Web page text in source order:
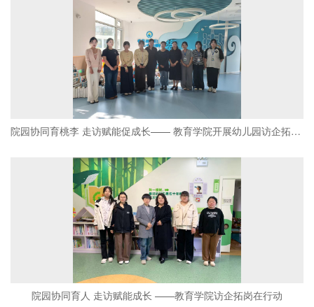
院园协同育桃李 走访赋能促成长—— 教育学院开展幼儿园访企拓岗与见习走访活动
院园协同育人 走访赋能成长 ——教育学院访企拓岗在行动